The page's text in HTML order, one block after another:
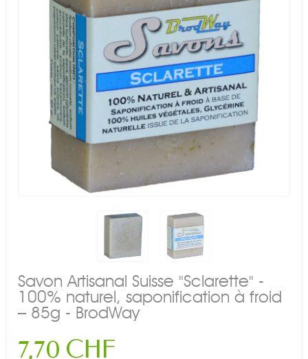
Savon Artisanal Suisse "Sclarette" -
100% naturel, saponification à froid
– 85g - BrodWay
7,70 CHF